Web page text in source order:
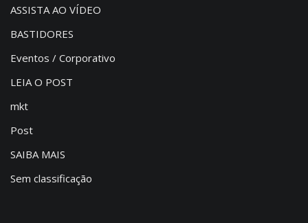
ASSISTA AO VÍDEO
BASTIDORES
Eventos / Corporativo
LEIA O POST
mkt
Post
SAIBA MAIS
Sem classificação